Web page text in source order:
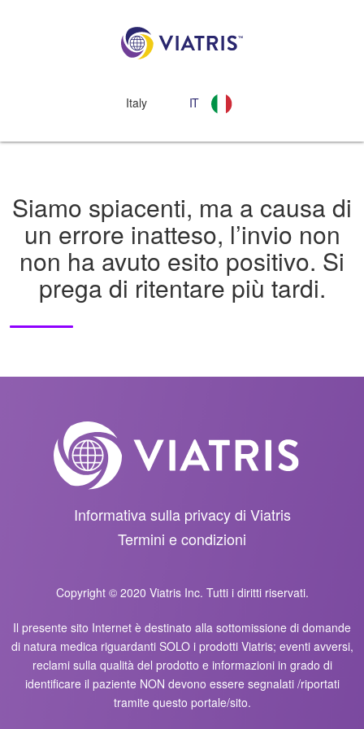
Italy IT
Siamo spiacenti, ma a causa di
un errore inatteso, l’invio non
non ha avuto esito positivo. Si
prega di ritentare più tardi.
Informativa sulla privacy di Viatris
Termini e condizioni
Copyright © 2020 Viatris Inc. Tutti i diritti riservati.
Il presente sito Internet è destinato alla sottomissione di domande
di natura medica riguardanti SOLO i prodotti Viatris; eventi avversi,
reclami sulla qualità del prodotto e informazioni in grado di
identificare il paziente NON devono essere segnalati /riportati
tramite questo portale/sito.